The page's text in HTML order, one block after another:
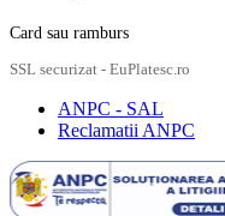
Card sau ramburs
SSL securizat - EuPlatesc.ro
ANPC - SAL
Reclamatii ANPC